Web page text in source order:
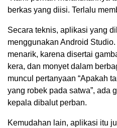
berkas yang diisi. Terlalu
Secara teknis, aplikasi yang
menggunakan Android
menarik, karena disertai
kera, dan monyet dalam
muncul pertanyaan “Apakah
yang robek pada satwa”, ada
kepala dibalut perban.
Kemudahan lain, aplikasi itu